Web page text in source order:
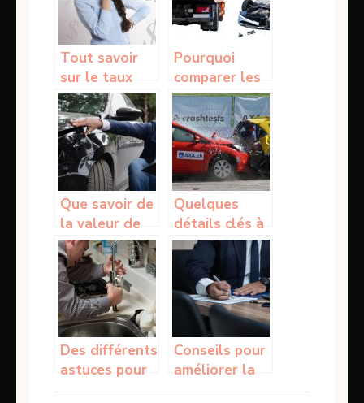
Tout savoir
sur le taux
horaire du
SMIC
Pourquoi
comparer les
assurances
auto lors du
choix ?
Que savoir de
la valeur de
remplacement
à dire d’expert
d’une
assurance ?
Quelques
détails clés à
retenir sur
une assurance
auto tout
risque
Des différents
astuces pour
déboucher les
Conseils pour
améliorer la
gestion